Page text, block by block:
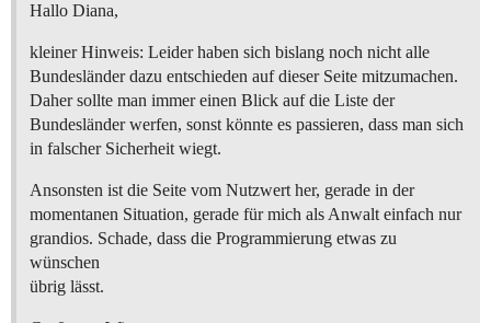
Hallo Diana,
kleiner Hinweis: Leider haben sich bislang noch nicht alle
Bundesländer dazu entschieden auf dieser Seite mitzumachen.
Daher sollte man immer einen Blick auf die Liste der
Bundesländer werfen, sonst könnte es passieren, dass man sich
in falscher Sicherheit wiegt.
Ansonsten ist die Seite vom Nutzwert her, gerade in der
momentanen Situation, gerade für mich als Anwalt einfach nur
grandios. Schade, dass die Programmierung etwas zu
wünschen
übrig lässt.